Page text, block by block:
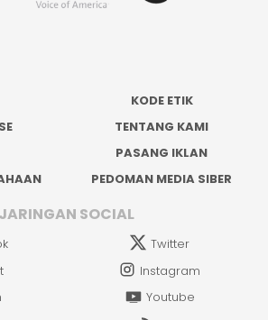
KODE ETIK
TENTANG KAMI
PASANG IKLAN
PEDOMAN MEDIA SIBER
JARINGAN SOCIAL
Twitter
Instagram
Youtube